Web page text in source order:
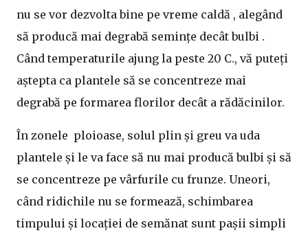
nu se vor dezvolta bine pe vreme caldă , alegând
să producă mai degrabă semințe decât bulbi .
Când temperaturile ajung la peste 20 C., vă puteți
aștepta ca plantele să se concentreze mai
degrabă pe formarea florilor decât a rădăcinilor.
În zonele ploioase, solul plin și greu va uda
plantele și le va face să nu mai producă bulbi și să
se concentreze pe vârfurile cu frunze. Uneori,
când ridichile nu se formează, schimbarea
timpului și locației de semănat sunt pașii simpli